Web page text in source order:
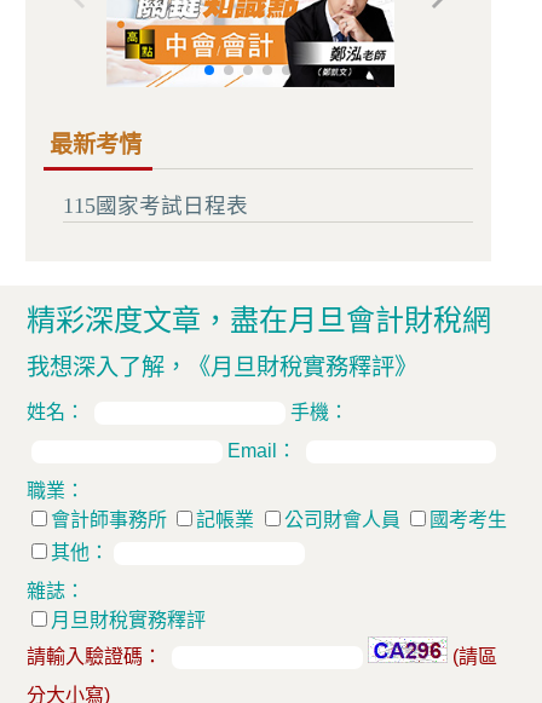
最新考情
115國家考試日程表
精彩深度文章，盡在月旦會計財稅網
我想深入了解， 《月旦財稅實務釋評》
姓名：
手機：
Email：
職業：
會計師事務所
記帳業 公司財會人員
國考考生
其他：
雜誌：
月旦財稅實務釋評
請輸入驗證碼：
(請區
分大小寫)